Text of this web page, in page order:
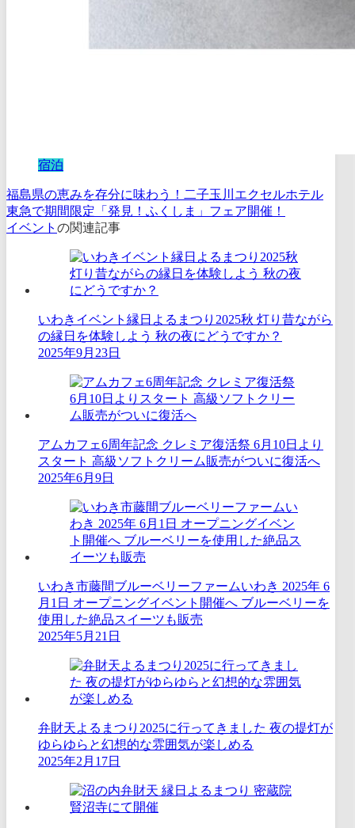
宿泊
福島県の恵みを存分に味わう！二子玉川エクセルホテル
東急で期間限定「発見！ふくしま」フェア開催！
イベント の関連記事
いわきイベント縁日よるまつり2025秋 灯り昔ながら
の縁日を体験しよう 秋の夜にどうですか？
2025年9月23日
アムカフェ6周年記念 クレミア復活祭 6月10日より
スタート 高級ソフトクリーム販売がついに復活へ
2025年6月9日
いわき市藤間ブルーベリーファームいわき 2025年 6
月1日 オープニングイベント開催へ ブルーベリーを
使用した絶品スイーツも販売
2025年5月21日
弁財天よるまつり2025に行ってきました 夜の提灯が
ゆらゆらと幻想的な雰囲気が楽しめる
2025年2月17日